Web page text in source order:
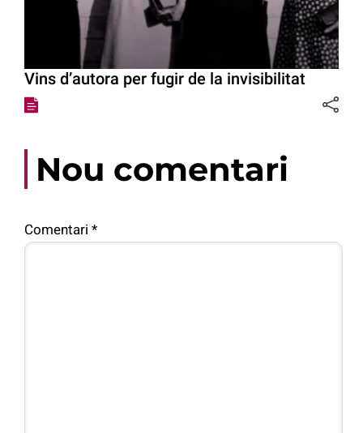
Vins d’autora per fugir de la invisibilitat
Nou comentari
Comentari *